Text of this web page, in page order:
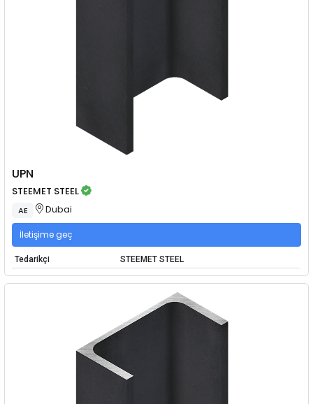
UPN
STEEMET STEEL
AE Dubai
İletişime geç
Tedarikçi STEEMET STEEL